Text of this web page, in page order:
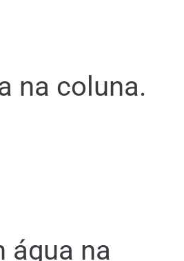
na coluna.
água na